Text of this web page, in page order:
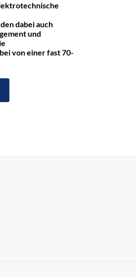
dabei auch
und
von einer fast 70-